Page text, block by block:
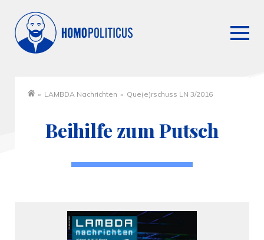
» LAMBDA Nachrichten » Que(e)rschuss LN 3/2016
Beihilfe zum Putsch